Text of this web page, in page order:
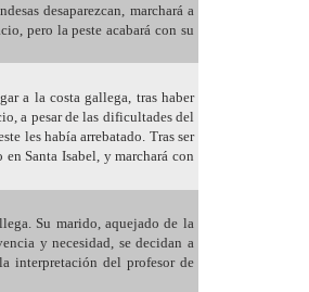
desaparezcan, marchará a
pero la peste acabará con su
a la costa gallega, tras haber
a pesar de las dificultades del
les había arrebatado. Tras ser
Santa Isabel, y marchará con
Su marido, aquejado de la
y necesidad, se decidan a
interpretación del profesor de